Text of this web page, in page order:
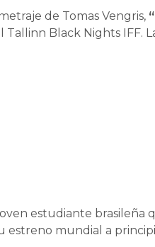
de Tomas Vengris,
Black Nights IFF.
estudiante brasileña
estreno mundial a